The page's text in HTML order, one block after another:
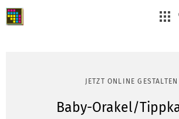
JETZT ONLINE GESTALTEN
Baby-Orakel/